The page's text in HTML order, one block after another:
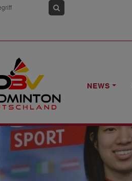
NEWS
NEWS